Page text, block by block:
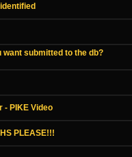
submitted to the db?
- PIKE Video
PLEASE!!!